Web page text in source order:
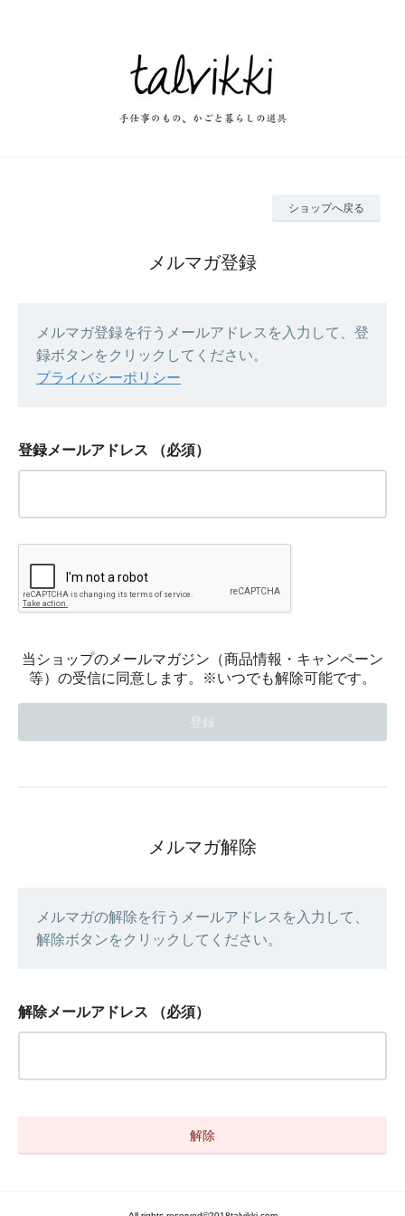
ショップへ戻る
メルマガ登録
メルマガ登録を行うメールアドレスを入力して、登
録ボタンをクリックしてください。
プライバシーポリシー
登録メールアドレス （必須）
当ショップのメールマガジン（商品情報・キャンペーン
等）の受信に同意します。※いつでも解除可能です。
メルマガ解除
メルマガの解除を行うメールアドレスを入力して、
解除ボタンをクリックしてください。
解除メールアドレス （必須）